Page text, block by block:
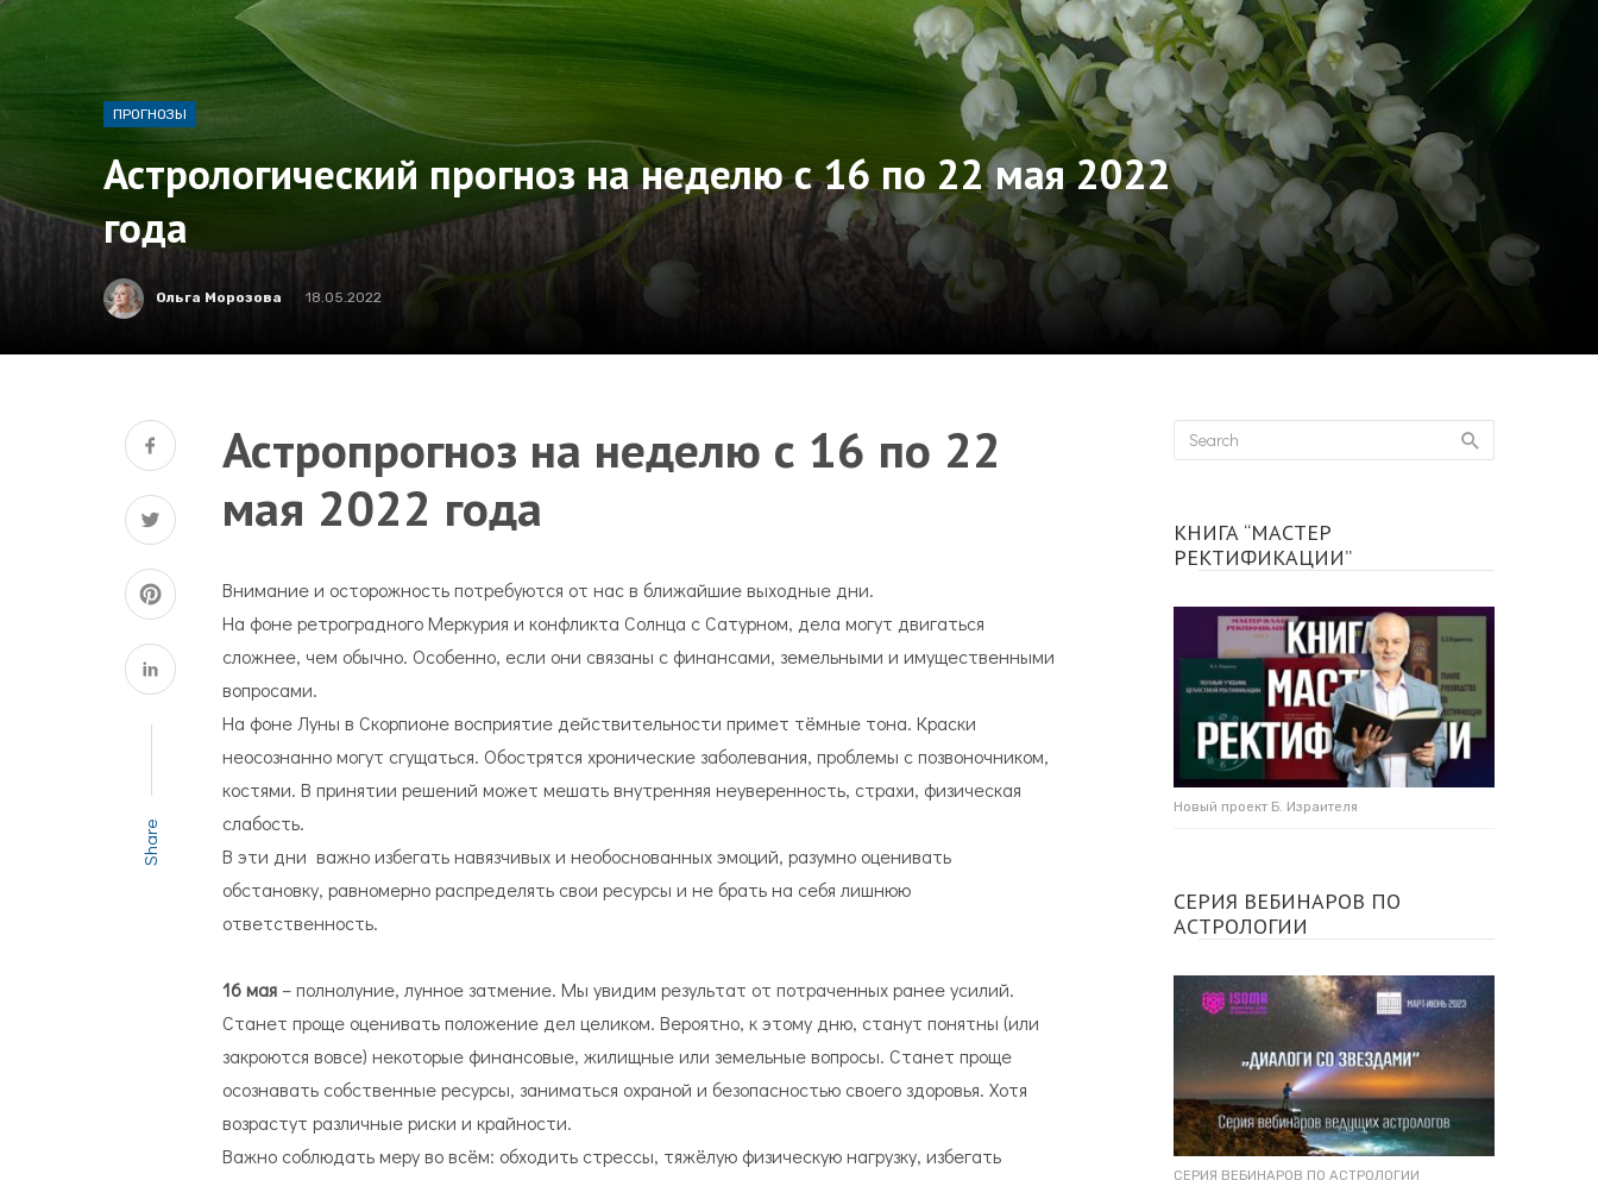
ПРОГНОЗЫ
Астрологический прогноз на неделю с 16 по 22 мая 2022
года
Ольга Морозова 18.05.2022
Share
Астропрогноз на неделю с 16 по 22
мая 2022 года
Внимание и осторожность потребуются от нас в ближайшие выходные дни.
На фоне ретроградного Меркурия и конфликта Солнца с Сатурном, дела могут двигаться
сложнее, чем обычно. Особенно, если они связаны с финансами, земельными и имущественными
вопросами.
На фоне Луны в Скорпионе восприятие действительности примет тёмные тона. Краски
неосознанно могут сгущаться. Обострятся хронические заболевания, проблемы с позвоночником,
костями. В принятии решений может мешать внутренняя неуверенность, страхи, физическая
слабость.
В эти дни важно избегать навязчивых и необоснованных эмоций, разумно оценивать
обстановку, равномерно распределять свои ресурсы и не брать на себя лишнюю
ответственность.
16 мая – полнолуние, лунное затмение. Мы увидим результат от потраченных ранее усилий.
Станет проще оценивать положение дел целиком. Вероятно, к этому дню, станут понятны (или
закроются вовсе) некоторые финансовые, жилищные или земельные вопросы. Станет проще
осознавать собственные ресурсы, заниматься охраной и безопасностью своего здоровья. Хотя
возрастут различные риски и крайности.
Важно соблюдать меру во всём: обходить стрессы, тяжёлую физическую нагрузку, избегать
КНИГА “МАСТЕР
РЕКТИФИКАЦИИ”
Новый проект Б. Израителя
СЕРИЯ ВЕБИНАРОВ ПО
АСТРОЛОГИИ
СЕРИЯ ВЕБИНАРОВ ПО АСТРОЛОГИИ